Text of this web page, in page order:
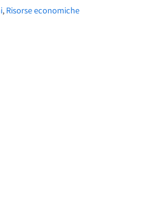
, Risorse economiche